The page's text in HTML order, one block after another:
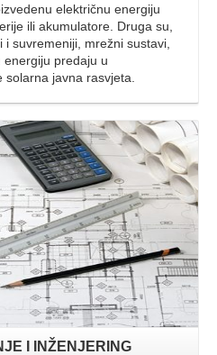
električnu energiju
ili akumulatore. Druga su,
suvremeniji, mrežni sustavi,
energiju predaju u
javna rasvjeta.
I INŽENJERING